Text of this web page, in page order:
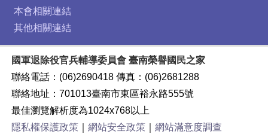
本會相關連結
其他相關連結
國軍退除役官兵輔導委員會 臺南榮譽國民之家
聯絡電話：(06)2690418 傳真：(06)2681288
聯絡地址：701013臺南市東區裕永路555號
最佳瀏覽解析度為1024x768以上
隱私權保護政策｜ 網站安全政策｜ 網站滿意度調查